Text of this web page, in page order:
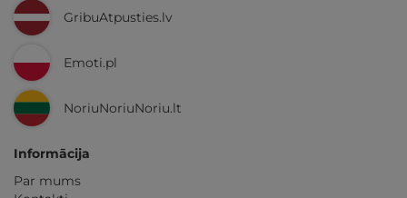
GribuAtpusties.lv
Emoti.pl
NoriuNoriuNoriu.lt
Informācija
Par mums